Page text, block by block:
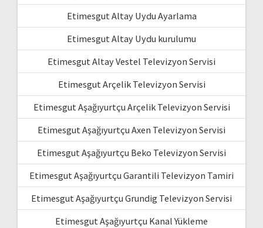
Etimesgut Altay Uydu Ayarlama
Etimesgut Altay Uydu kurulumu
Etimesgut Altay Vestel Televizyon Servisi
Etimesgut Arçelik Televizyon Servisi
Etimesgut Aşağıyurtçu Arçelik Televizyon Servisi
Etimesgut Aşağıyurtçu Axen Televizyon Servisi
Etimesgut Aşağıyurtçu Beko Televizyon Servisi
Etimesgut Aşağıyurtçu Garantili Televizyon Tamiri
Etimesgut Aşağıyurtçu Grundig Televizyon Servisi
Etimesgut Aşağıyurtçu Kanal Yükleme